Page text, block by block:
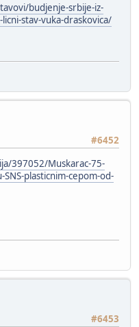
budjenje-srbije-iz-
stav-vuka-draskovica/
#6452
397052/Muskarac-75-
SNS-plasticnim-cepom-od-
#6453